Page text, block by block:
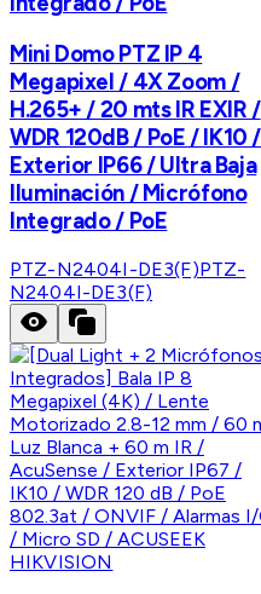
Mini Domo PTZ IP 4
Megapixel / 4X Zoom /
H.265+ / 20 mts IR EXIR /
WDR 120dB / PoE / IK10 /
Exterior IP66 / Ultra Baja
Iluminación / Micrófono
Integrado / PoE
PTZ-N2404I-DE3(F)PTZ-
N2404I-DE3(F)
HIKVISION